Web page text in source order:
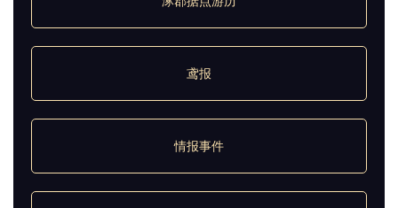
鸢报
情报事件